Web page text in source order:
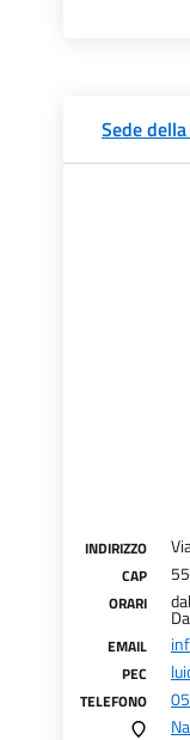
Sede
INDIRIZZO
CAP
ORARI
EMAIL
PEC
TELEFONO